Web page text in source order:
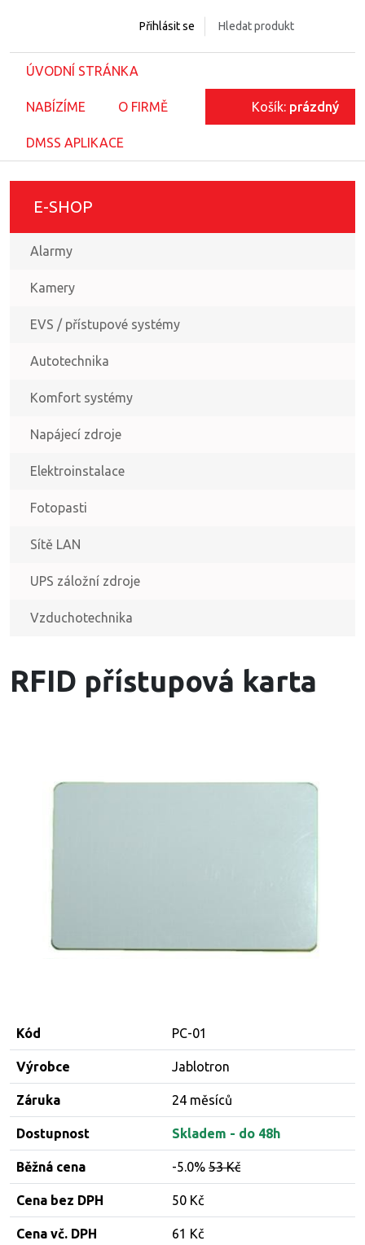
Přihlásit se
ÚVODNÍ STRÁNKA
NABÍZÍME O FIRMĚ
DMSS APLIKACE
Košík: prázdný
E-SHOP
Alarmy
Kamery
EVS / přístupové systémy
Autotechnika
Komfort systémy
Napájecí zdroje
Elektroinstalace
Fotopasti
Sítě LAN
UPS záložní zdroje
Vzduchotechnika
RFID přístupová karta
Kód PC-01
Výrobce Jablotron
Záruka 24 měsíců
Dostupnost Skladem - do 48h
Běžná cena -5.0% 53 Kč
Cena bez DPH 50 Kč
Cena vč. DPH 61 Kč